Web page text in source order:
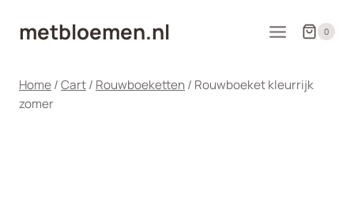
naarmetbloemen.nl 0
Home/Cart/ Rouwboeketten/ Rouwboeket kleurrijk
zomer